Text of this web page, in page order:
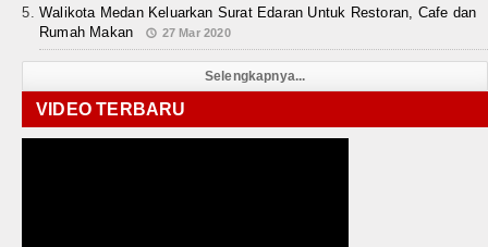
Walikota Medan Keluarkan Surat Edaran Untuk Restoran, Cafe dan
Rumah Makan
27 Mar 2020
Selengkapnya...
VIDEO TERBARU